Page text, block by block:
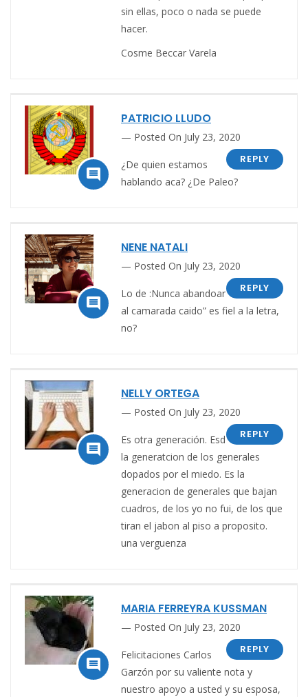
sin ellas, poco o nada se puede
hacer.
Cosme Beccar Varela

PATRICIO LLUDO
Posted On July 23, 2020
REPLY
¿De quien estamos
hablando aca? ¿De Paleo?

NENE NATALI
Posted On July 23, 2020
REPLY
Lo de :Nunca abandoar
al camarada caido” es fiel a la letra,
no?

NELLY ORTEGA
Posted On July 23, 2020
REPLY
Es otra generación. Esd
la generatcion de los generales
dopados por el miedo. Es la
generacion de generales que bajan
cuadros, de los yo no fui, de los que
tiran el jabon al piso a proposito.
una verguenza

MARIA FERREYRA KUSSMAN
Posted On July 23, 2020
REPLY
Felicitaciones Carlos
Garzón por su valiente nota y
nuestro apoyo a usted y su esposa,